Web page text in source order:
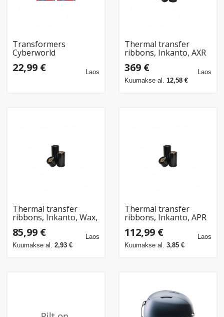
Transformers
Cyberworld
mängufiguur Armored
Cyber Changers, 10cm
22,99 € Laos
Thermal transfer
ribbons, Inkanto, AXR
m, Out, Black (10 tk.)
369 €
Kuumakse al. 12,58 €
Laos
Thermal transfer
ribbons, Inkanto, Wax,
In, Black (10 tk.)
85,99 €
Kuumakse al. 2,93 €
Laos
Thermal transfer
ribbons, Inkanto, APR
300 m, Out, Black (10
tk.)
112,99 €
Kuumakse al. 3,85 €
Laos